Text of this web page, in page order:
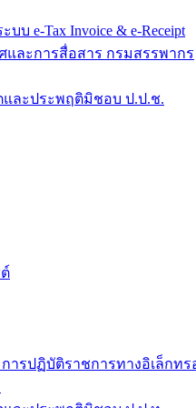
บ e-Tax Invoice & e-Receipt
และการสื่อสาร กรมสรรพากร
และประพฤติมิชอบ ป.ป.ช.
รปฏิบัติราชการทางอิเล็กทรอ